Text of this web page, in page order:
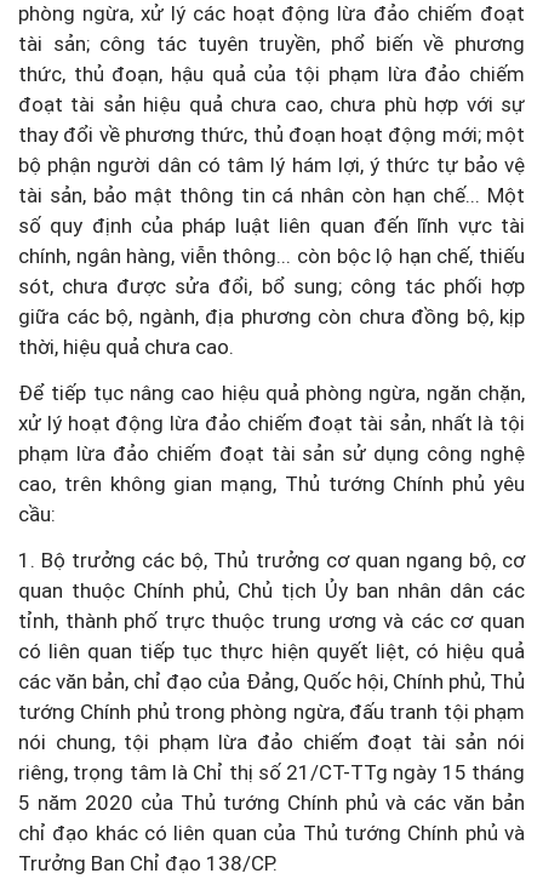
phòng ngừa, xử lý các hoạt động lừa đảo chiếm đoạt
tài sản; công tác tuyên truyền, phổ biến về phương
thức, thủ đoạn, hậu quả của tội phạm lừa đảo chiếm
đoạt tài sản hiệu quả chưa cao, chưa phù hợp với sự
thay đổi về phương thức, thủ đoạn hoạt động mới; một
bộ phận người dân có tâm lý hám lợi, ý thức tự bảo vệ
tài sản, bảo mật thông tin cá nhân còn hạn chế... Một
số quy định của pháp luật liên quan đến lĩnh vực tài
chính, ngân hàng, viễn thông... còn bộc lộ hạn chế, thiếu
sót, chưa được sửa đổi, bổ sung; công tác phối hợp
giữa các bộ, ngành, địa phương còn chưa đồng bộ, kịp
thời, hiệu quả chưa cao.
Để tiếp tục nâng cao hiệu quả phòng ngừa, ngăn chặn,
xử lý hoạt động lừa đảo chiếm đoạt tài sản, nhất là tội
phạm lừa đảo chiếm đoạt tài sản sử dụng công nghệ
cao, trên không gian mạng, Thủ tướng Chính phủ yêu
cầu:
1. Bộ trưởng các bộ, Thủ trưởng cơ quan ngang bộ, cơ
quan thuộc Chính phủ, Chủ tịch Ủy ban nhân dân các
tỉnh, thành phố trực thuộc trung ương và các cơ quan
có liên quan tiếp tục thực hiện quyết liệt, có hiệu quả
các văn bản, chỉ đạo của Đảng, Quốc hội, Chính phủ, Thủ
tướng Chính phủ trong phòng ngừa, đấu tranh tội phạm
nói chung, tội phạm lừa đảo chiếm đoạt tài sản nói
riêng, trọng tâm là Chỉ thị số 21/CT-TTg ngày 15 tháng
5 năm 2020 của Thủ tướng Chính phủ và các văn bản
chỉ đạo khác có liên quan của Thủ tướng Chính phủ và
Trưởng Ban Chỉ đạo 138/CP.